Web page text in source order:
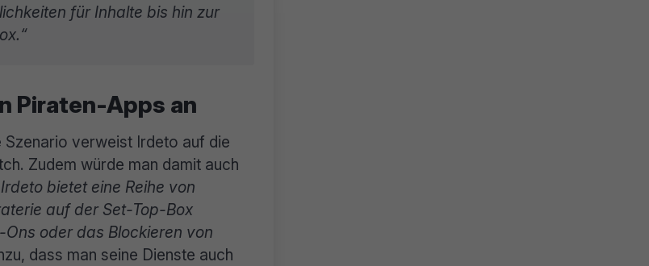
für Inhalte bis hin zur
Piraten-Apps an
verweist Irdeto auf die
Zudem würde man damit auch
bietet eine Reihe von
auf der Set-Top-Box
oder das Blockieren von
dass man seine Dienste auch